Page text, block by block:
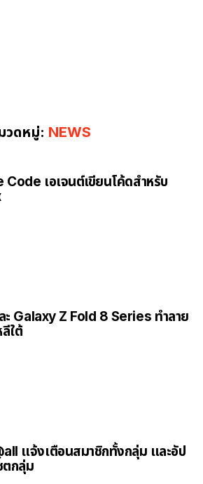
วดหมู่: NEWS
เอเจนต์เขียนโค้ดสำหรับ
Galaxy Z Fold 8 Series ทำลาย
ใต้
แจ้งเตือนสมาชิกทั้งกลุ่ม และอัป
ตกลุ่ม